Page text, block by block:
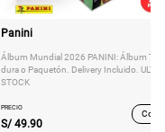
Panini
Álbum Mundial 2026 PANINI: Álbum
dura o Paquetón. Delivery Incluido.
STOCK
PRECIO
S/ 49.90